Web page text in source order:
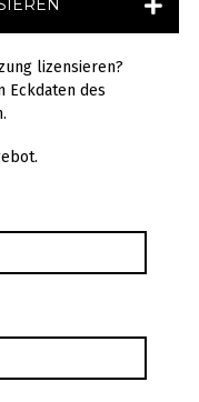
lizensieren?
Eckdaten des